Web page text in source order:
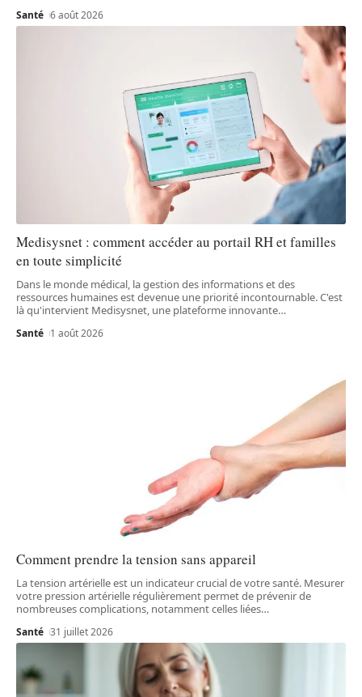
Santé 6 août 2026
Medisysnet : comment accéder au portail RH et familles
en toute simplicité
Dans le monde médical, la gestion des informations et des
ressources humaines est devenue une priorité incontournable. C'est
là qu'intervient Medisysnet, une plateforme innovante…
Santé 1 août 2026
Comment prendre la tension sans appareil
La tension artérielle est un indicateur crucial de votre santé. Mesurer
votre pression artérielle régulièrement permet de prévenir de
nombreuses complications, notamment celles liées…
Santé 31 juillet 2026